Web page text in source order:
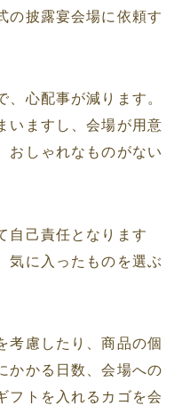
の披露宴会場に依頼す
心配事が減ります。
いますし、会場が用意
おしゃれなものがない
自己責任となります
気に入ったものを選ぶ
考慮したり、商品の個
かかる日数、会場への
フトを入れるカゴを会